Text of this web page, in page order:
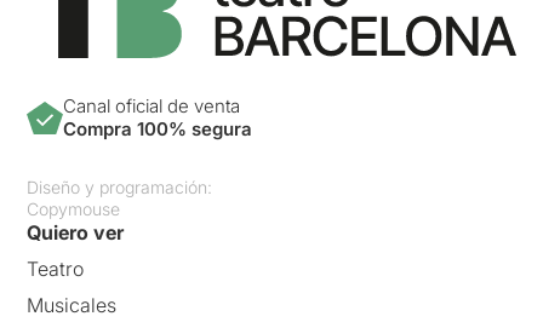
Canal oficial de venta
Compra 100% segura
Diseño y programación:
Copymouse
Quiero ver
Teatro
Musicales